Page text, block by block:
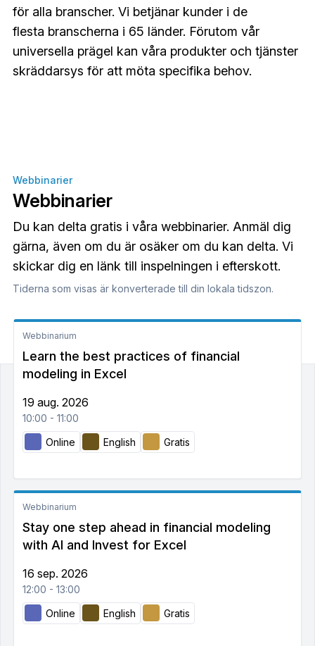
för alla branscher. Vi betjänar kunder i de
flesta branscherna i 65 länder. Förutom vår
universella prägel kan våra produkter och tjänster
skräddarsys för att möta specifika behov.
Webbinarier
Webbinarier
Du kan delta gratis i våra webbinarier. Anmäl dig
gärna, även om du är osäker om du kan delta. Vi
skickar dig en länk till inspelningen i efterskott.
Tiderna som visas är konverterade till din lokala tidszon.
Webbinarium
Learn the best practices of financial
modeling in Excel
19 aug. 2026
10:00 - 11:00
Online
English Gratis
Webbinarium
Stay one step ahead in financial modeling
with AI and Invest for Excel
16 sep. 2026
12:00 - 13:00
Online
English Gratis